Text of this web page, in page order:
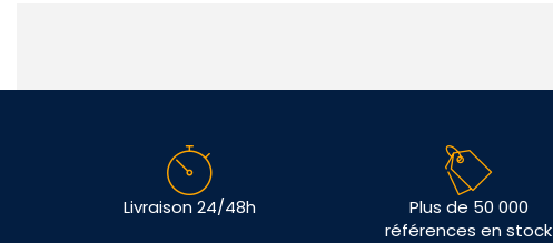
Livraison 24/48h
Plus de 50 000
références en stock